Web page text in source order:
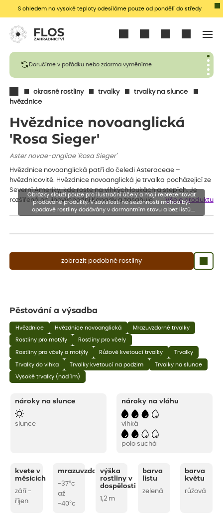
S ohledem na vysoké teploty odesíláme pouze od pondělí do středy
Doručíme v pořádku nebo zdarma vyměníme
okrasné rostliny trvalky
trvalky na slunce
hvězdnice
Hvězdnice novoanglická
'Rosa Sieger'
Aster novae-angliae 'Rosa Sieger'
Hvězdnice novoanglická patří do čeledi Asteraceae –
hvězdnicovité. Hvězdnice novoanglická je trvalka pocházející ze
Severní Ameriky, kde roste na vlhkých loukách a stepích. Je
rozšířená od jihovýchodní Kanady a zasahuje…
Vše o produktu
zobrazit podobné rostliny
Obrázky slouží pouze pro ilustrační účely a mají reprezentovat
prodávané produkty. V závislosti na sezónnosti mohou být
opadavé rostliny dodávány v dormantním stavu a bez listů.
Rostliny mohou být také sestřiženy níže, než je uvedená výška,
Pěstování a výsadba
Hvězdnice Hvězdnice novoanglická Mrazuvzdorné trvalky
Rostliny pro motýly Rostliny pro včely
Rostliny pro včely a motýly Růžově kvetoucí trvalky Trvalky
Trvalky do vlhka Trvalky kvetoucí na podzim Trvalky na slunce
Vysoké trvalky (nad 1m)
nároky na slunce
slunce
nároky na vláhu
vlhká
polo suchá
kvete v
měsících
září -
říjen
mrazuvzdornost
-37°c
až
-40°c
výška
rostliny v
dospělosti
1,2 m
barva
listu
zelená
barva
květu
růžová